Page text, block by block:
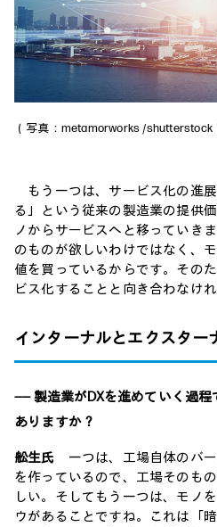
（写真：metamorworks /shutterstock
もう一つは、サービス化の進
る」という従来の製造業の提供
ノからサービスへと移っていき
のものが欲しいわけではなく、
値を買っているからです。その
ビス化することと向き合わなけれ
インターナルとエクスター
―― 製造業がDXを進めていく過
ありますか？
舩生氏 一つは、工場自体のバ
を作っているので、工場そのも
しい。そしてもう一つは、モノ
ウがあることですね。これは「